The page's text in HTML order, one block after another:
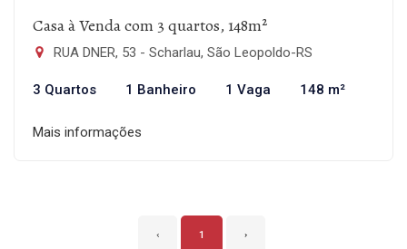
Casa à Venda com 3 quartos, 148m²
RUA DNER, 53 - Scharlau, São Leopoldo-RS
3 Quartos 1 Banheiro 1 Vaga 148 m²
Mais informações
‹ 1 ›